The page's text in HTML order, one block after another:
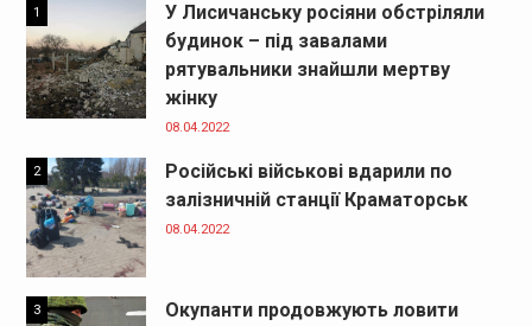
1
У Лисичанську росіяни обстріляли
будинок – під завалами
рятувальники знайшли мертву
жінку
08.04.2022
2
Російські військові вдарили по
залізничній станції Краматорськ
08.04.2022
3
Окупанти продовжують ловити